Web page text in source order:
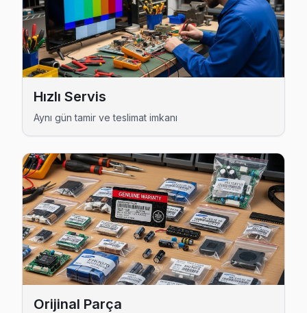
Fetih bölgesi TV Servis →
İçerenköy TV Servis
İçerenköy mahallesi için TV tamiri randevusu almak çok
İçerenköy bölgesi TV Servis →
İnönü mahallesinde sık karşılaştığımız yazılım
Kayışdağı TV Servis
Kayışdağı'de TV'niz açılmıyor mu, ekranda çizgi mi var?
Kayışdağı bölgesi TV Servis →
Küçükbakkalköy TV Servis
Ataşehir'nın Küçükbakkalköy bölgesinde çalışan teknik
Hızlı Servis
Aynı gün tamir ve teslimat imkanı
Orijinal Parça